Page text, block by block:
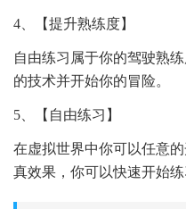
4、【提升熟练度】
自由练习属于你的驾驶熟
的技术并开始你的冒险。
5、【自由练习】
在虚拟世界中你可以任意
真效果，你可以快速开始练